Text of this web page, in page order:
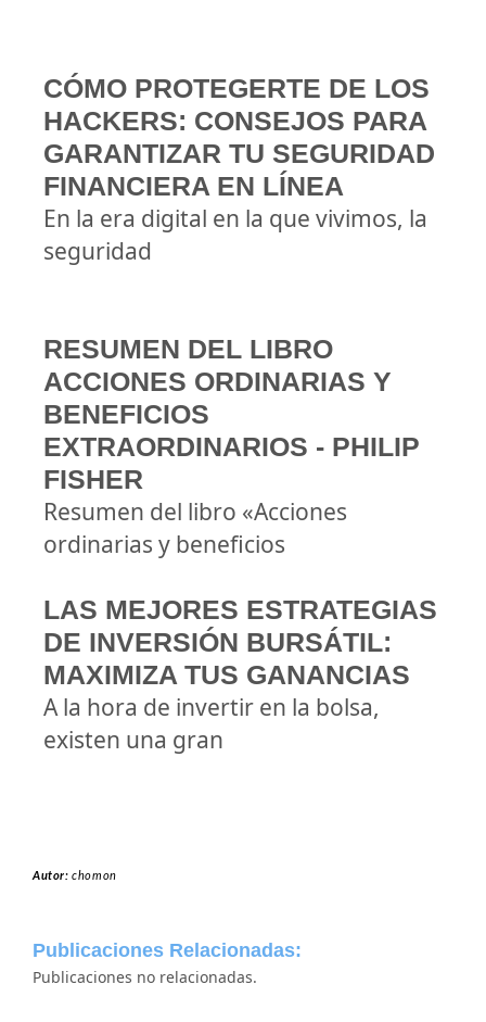
CÓMO PROTEGERTE DE LOS
HACKERS: CONSEJOS PARA
GARANTIZAR TU SEGURIDAD
FINANCIERA EN LÍNEA
En la era digital en la que vivimos, la
seguridad
RESUMEN DEL LIBRO
ACCIONES ORDINARIAS Y
BENEFICIOS
EXTRAORDINARIOS - PHILIP
FISHER
Resumen del libro «Acciones
ordinarias y beneficios
LAS MEJORES ESTRATEGIAS
DE INVERSIÓN BURSÁTIL:
MAXIMIZA TUS GANANCIAS
A la hora de invertir en la bolsa,
existen una gran
Autor:chomon
Publicaciones Relacionadas:
Publicaciones no relacionadas.